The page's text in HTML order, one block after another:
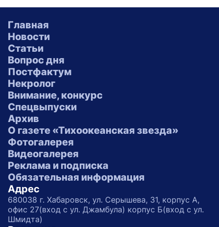
Главная
Новости
Статьи
Вопрос дня
Постфактум
Некролог
Внимание, конкурс
Спецвыпуски
Архив
О газете «Тихоокеанская звезда»
Фотогалерея
Видеогалерея
Реклама и подписка
Обязательная информация
Адрес
680038 г. Хабаровск, ул. Серышева, 31, корпус А,
офис 27(вход с ул. Джамбула) корпус Б(вход с ул.
Шмидта)